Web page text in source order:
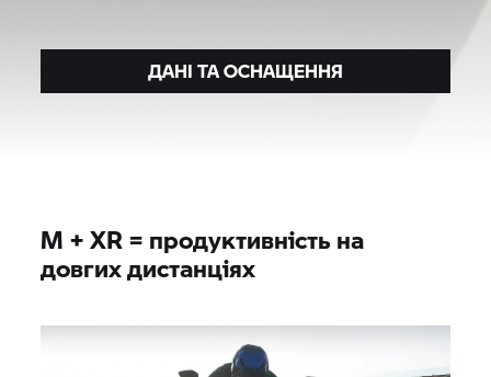
ДАНІ ТА ОСНАЩЕННЯ
M + XR = продуктивність на
довгих дистанціях